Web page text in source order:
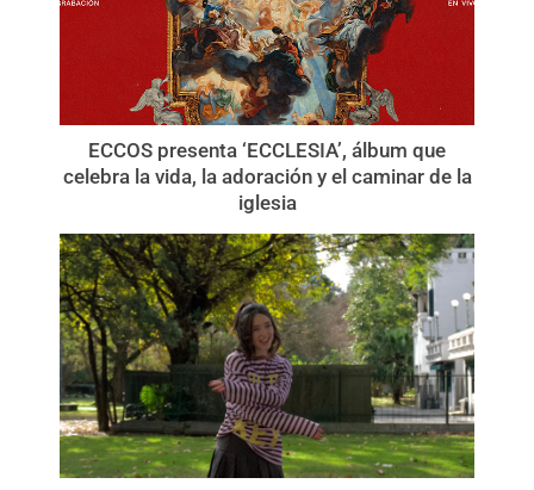
ECCOS presenta ‘ECCLESIA’, álbum que
celebra la vida, la adoración y el caminar de la
iglesia